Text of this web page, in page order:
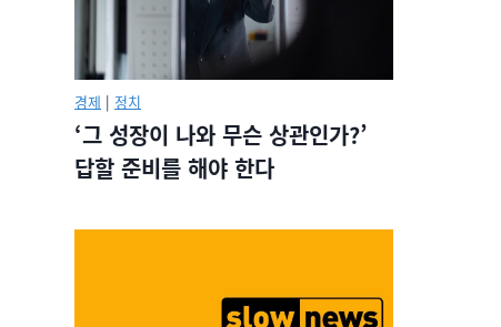
경제 | 정치
‘그 성장이 나와 무슨 상관인가?’
답할 준비를 해야 한다